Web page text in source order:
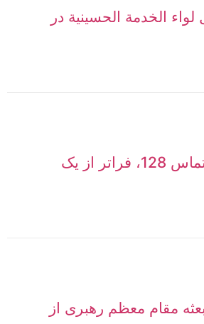
الخدمة الحسينية در
خادمین مرکز تماس 128، فراتر از یک
بعثه مقام معظم رهبری از